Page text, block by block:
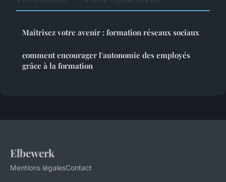
Maîtrisez votre avenir : formation réseaux sociaux
comment encourager l'autonomie des employés
grâce à la formation
Elbewerk
Mentions légalesContact